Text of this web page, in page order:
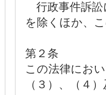
行政事件訴訟
を除くほか、
第２条
この法律にお
（３）、（４